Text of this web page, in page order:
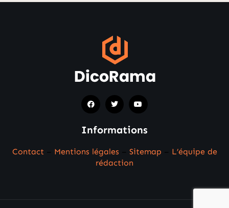
Informations
Contact Mentions légales Sitemap
L’équipe de
rédaction